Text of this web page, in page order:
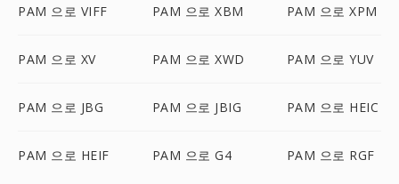
PAM 으로 VIFF PAM 으로 XBM PAM 으로 XPM
PAM 으로 XV PAM 으로 XWD PAM 으로 YUV
PAM 으로 JBG PAM 으로 JBIG PAM 으로 HEIC
PAM 으로 HEIF PAM 으로 G4 PAM 으로 RGF